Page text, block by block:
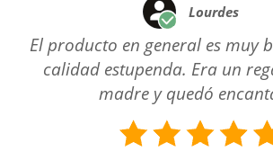
Lourdes
El producto en general es muy
calidad estupenda. Era un
madre y quedó